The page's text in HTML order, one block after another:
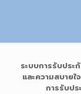
ระบบการรับปร
และความสบาย
การรับป